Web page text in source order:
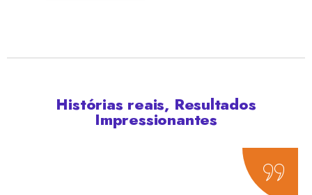
Histórias reais, Resultados
Impressionantes